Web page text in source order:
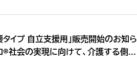
イプ 自立支援用」販売開始のお知ら
社会の実現に向けて、介護する側も